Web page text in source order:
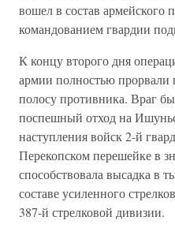
вошел в состав армейского
командованием гвардии
К концу второго дня
армии полностью
полосу противника. Враг
поспешный отход на
наступления войск 2-й
Перекопском перешейке в
способствовала высадка в
составе усиленного
387-й стрелковой дивизии.